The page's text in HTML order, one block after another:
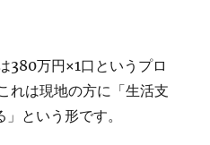
380万円×1口というプロ
れは現地の方に「生活支
という形です。